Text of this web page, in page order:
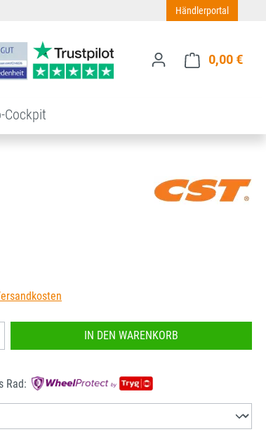
Händlerportal
0,00 €
Cockpit
den gewünschten Wert ein oder
IN DEN WARENKORB
Rad: